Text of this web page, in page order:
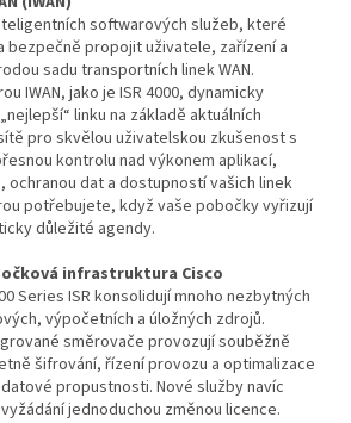
softwarových služeb, které
bezpečně propojit uživatele, zařízení a
sadu transportních linek WAN.
IWAN, jako je ISR 4000, dynamicky
linku na základě aktuálních
pro skvělou uživatelskou zkušenost s
kontrolu nad výkonem aplikací,
ochranou dat a dostupností vašich linek
potřebujete, když vaše pobočky vyřizují
důležité agendy.
infrastruktura Cisco
Series ISR konsolidují mnoho nezbytných
výpočetních a úložných zdrojů.
směrovače provozují souběžně
šifrování, řízení provozu a optimalizace
propustnosti. Nové služby navíc
jednoduchou změnou licence.